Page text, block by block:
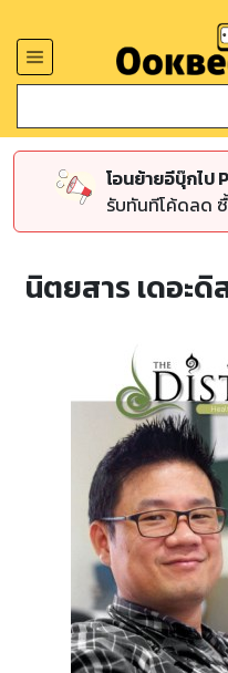
โอนย้ายอีบุ๊กไป
รับทันทีโค้ดลด
นิตยสาร เดอะ